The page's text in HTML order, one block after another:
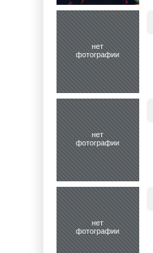
нет
фотографии
нет
фотографии
нет
фотографии